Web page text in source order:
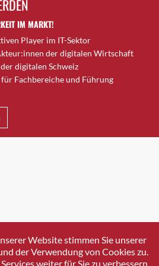
IM MARKT!
Player im IT-Sektor
der digitalen Wirtschaft
digitalen Schweiz
Fachbereiche und Führung
Website stimmen Sie unserer
der Verwendung von Cookies zu.
weiter für Sie zu verbessern.